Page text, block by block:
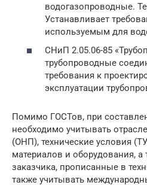
водогазопроводные.
Устанавливает
используемым для
СНиП 2.05.06-85
трубопроводные
требования к
эксплуатации
Помимо ГОСТов, при
необходимо учитывать
(ОНП), технические условия
материалов и оборудования, а
заказчика, прописанные в
также учитывать